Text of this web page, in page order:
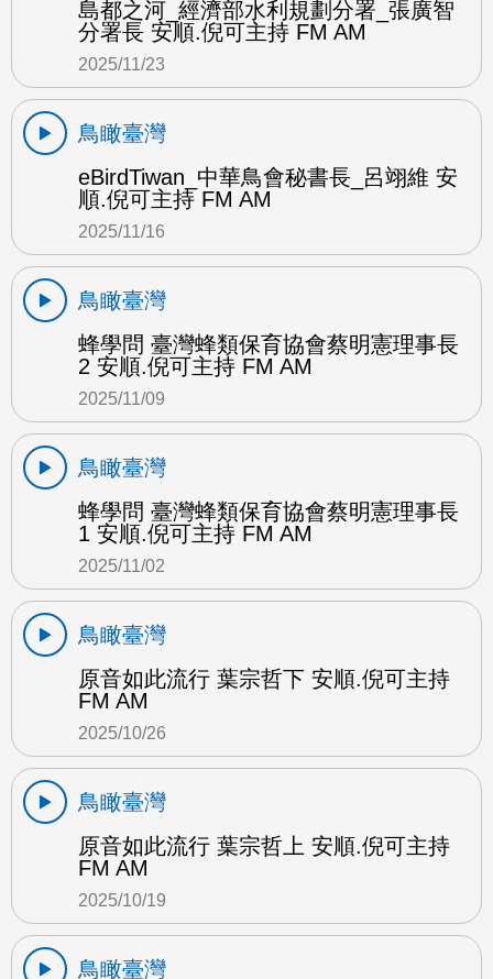
島都之河_經濟部水利規劃分署_張廣智
分署長 安順.倪可主持 FM AM
2025/11/23
鳥瞰臺灣
eBirdTiwan_中華鳥會秘書長_呂翊維 安
順.倪可主持 FM AM
2025/11/16
鳥瞰臺灣
蜂學問 臺灣蜂類保育協會蔡明憲理事長
2 安順.倪可主持 FM AM
2025/11/09
鳥瞰臺灣
蜂學問 臺灣蜂類保育協會蔡明憲理事長
1 安順.倪可主持 FM AM
2025/11/02
鳥瞰臺灣
原音如此流行 葉宗哲下 安順.倪可主持
FM AM
2025/10/26
鳥瞰臺灣
原音如此流行 葉宗哲上 安順.倪可主持
FM AM
2025/10/19
鳥瞰臺灣